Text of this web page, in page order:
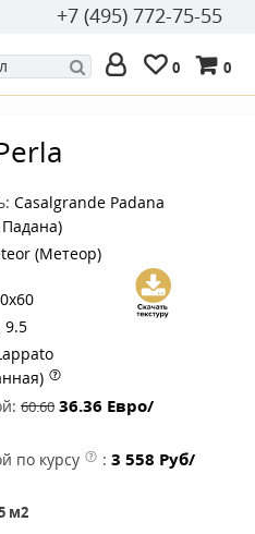
+7 (495) 772-75-55
0 0
Casalgrande Padana
(Метеор)
9.5
60.60 36.36 Евро/
по курсу : 3 558 Руб/
м2